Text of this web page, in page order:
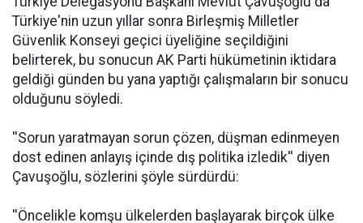
Türkiye'nin uzun yıllar sonra Birleşmiş Milletler
Güvenlik Konseyi geçici üyeliğine seçildiğini
belirterek, bu sonucun AK Parti hükümetinin iktidara
geldiği günden bu yana yaptığı çalışmaların bir sonucu
olduğunu söyledi.
''Sorun yaratmayan sorun çözen, düşman edinmeyen
dost edinen anlayış içinde dış politika izledik'' diyen
Çavuşoğlu, sözlerini şöyle sürdürdü:
''Öncelikle komşu ülkelerden başlayarak birçok ülke